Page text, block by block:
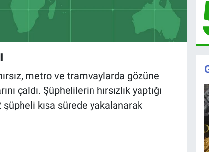
metro ve tramvaylarda gözüne
çaldı. Şüphelilerin hırsızlık yaptığı
kısa sürede yakalanarak